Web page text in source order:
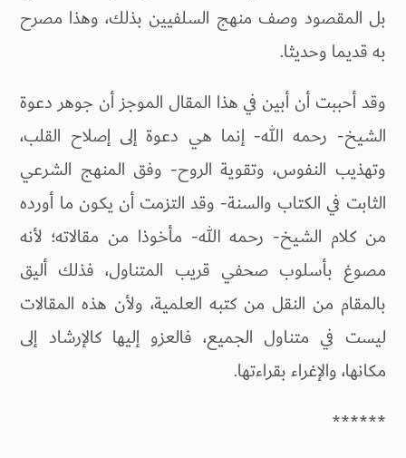
بل المقصود وصف منهج السلفيين بذلك، وهذا مصرح
به قديما وحديثا.
وقد أحببت أن أبين في هذا المقال الموجز أن جوهر دعوة
الشيخ- رحمه الله- إنما هي دعوة إلى إصلاح القلب،
وتهذيب النفوس، وتقوية الروح- وفق المنهج الشرعي
الثابت في الكتاب والسنة- وقد التزمت أن يكون ما أورده
من كلام الشيخ- رحمه الله- مأخوذا من مقالاته؛ لأنه
مصوغ بأسلوب صحفي قريب المتناول، فذلك أليق
بالمقام من النقل من كتبه العلمية، ولأن هذه المقالات
ليست في متناول الجميع، فالعزو إليها كالإرشاد إلى
مكانها، والإغراء بقراءتها.
******